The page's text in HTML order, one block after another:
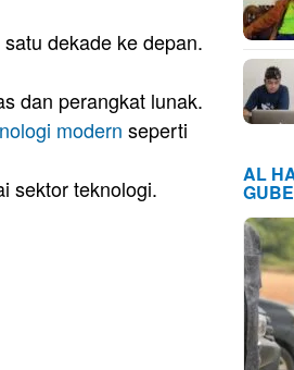
dekade ke depan.
dan perangkat lunak.
modern seperti
sektor teknologi.
AL